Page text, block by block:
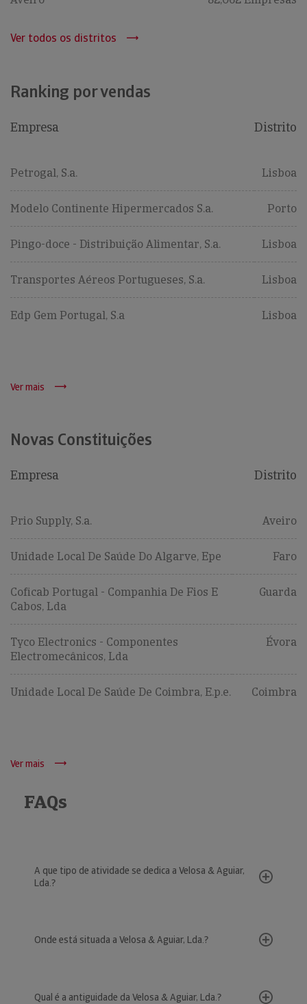
Ver todos os distritos
Ranking por vendas
Empresa Distrito
Petrogal, S.a. Lisboa
Modelo Continente Hipermercados S.a. Porto
Pingo-doce - Distribuição Alimentar, S.a. Lisboa
Transportes Aéreos Portugueses, S.a. Lisboa
Edp Gem Portugal, S.a Lisboa
Ver mais
Novas Constituições
Empresa Distrito
Prio Supply, S.a. Aveiro
Unidade Local De Saúde Do Algarve, Epe Faro
Coficab Portugal - Companhia De Fios E
Cabos, Lda
Guarda
Tyco Electronics - Componentes
Electromecânicos, Lda
Évora
Unidade Local De Saúde De Coimbra, E.p.e. Coimbra
Ver mais
FAQs
A que tipo de atividade se dedica a Velosa & Aguiar,
Lda.?
Onde está situada a Velosa & Aguiar, Lda.?
Qual é a antiguidade da Velosa & Aguiar, Lda.?